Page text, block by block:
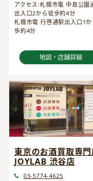
アクセス:札幌市電 中島公園
出入口2から徒歩約4分
札幌市電 行啓通駅出入口1か
歩約4分
地図・店舗詳細
東京のお酒買取専
JOYLAB 渋谷店
03-5774-4625